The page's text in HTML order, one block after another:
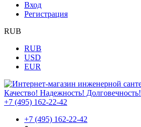
Вход
Регистрация
RUB
RUB
USD
EUR
Качество! Надежность! Долговечность!
+7 (495) 162-22-42
+7 (495) 162-22-42